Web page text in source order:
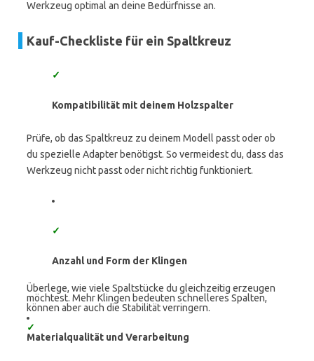
Werkzeug optimal an deine Bedürfnisse an.
Kauf-Checkliste für ein Spaltkreuz
✓
Kompatibilität mit deinem Holzspalter
Prüfe, ob das Spaltkreuz zu deinem Modell passt oder ob
du spezielle Adapter benötigst. So vermeidest du, dass das
Werkzeug nicht passt oder nicht richtig funktioniert.
✓
Anzahl und Form der Klingen
Überlege, wie viele Spaltstücke du gleichzeitig erzeugen
möchtest. Mehr Klingen bedeuten schnelleres Spalten,
können aber auch die Stabilität verringern.
✓
Materialqualität und Verarbeitung